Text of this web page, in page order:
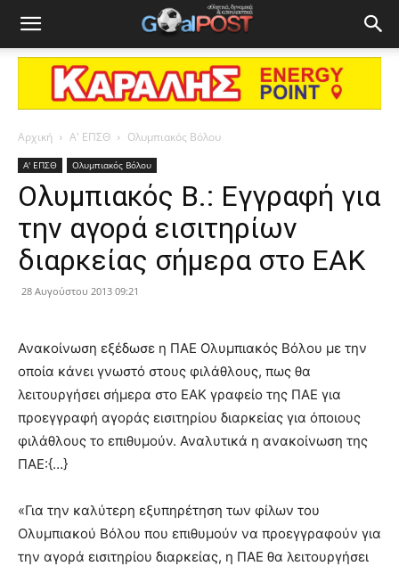
Αρχική Α' ΕΠΣΘ Ολυμπιακός Βόλου
Α' ΕΠΣΘ Ολυμπιακός Βόλου
Ολυμπιακός Β.: Εγγραφή για
την αγορά εισιτηρίων
διαρκείας σήμερα στο ΕΑΚ
28 Αυγούστου 2013 09:21
Ανακοίνωση εξέδωσε η ΠΑΕ Ολυμπιακός Βόλου με την
οποία κάνει γνωστό στους φιλάθλους, πως θα
λειτουργήσει σήμερα στο ΕΑΚ γραφείο της ΠΑΕ για
προεγγραφή αγοράς εισιτηρίου διαρκείας για όποιους
φιλάθλους το επιθυμούν. Αναλυτικά η ανακοίνωση της
ΠΑΕ:{…}
«Για την καλύτερη εξυπηρέτηση των φίλων του
Ολυμπιακού Βόλου που επιθυμούν να προεγγραφούν για
την αγορά εισιτηρίου διαρκείας, η ΠΑΕ θα λειτουργήσει